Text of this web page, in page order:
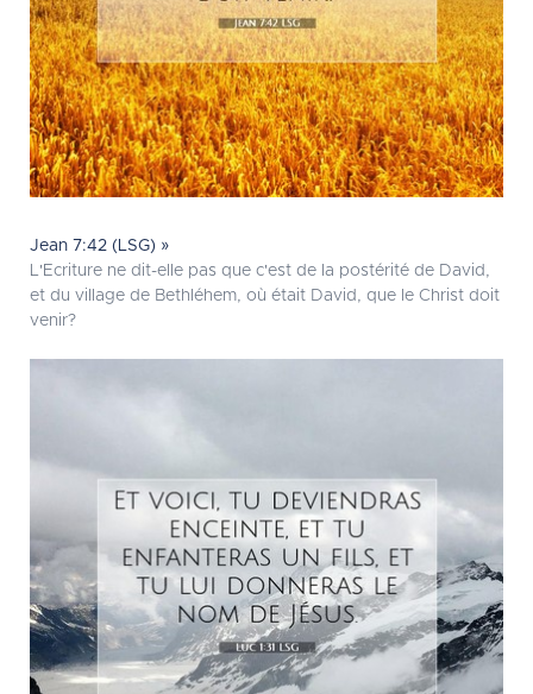
Jean 7:42 (LSG) »
L'Ecriture ne dit-elle pas que c'est de la postérité de David,
et du village de Bethléhem, où était David, que le Christ doit
venir?